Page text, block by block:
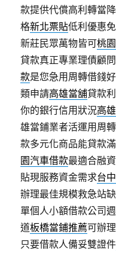
款提供代償高利轉當
格新北票貼低利優惠
新莊民眾萬物皆可桃
貸款真正專業理債顧
款是您急用周轉借錢
類申請高雄當舖貸款
你的銀行信用狀況高
雄當鋪業者活運用周
款多元化商品能貸款
園汽車借款最適合融
貼現服務資金需求台
辦理最佳規模救急站
單個人小額借款公司
道板橋當鋪推薦可辦
只要借款人備妥雙證件